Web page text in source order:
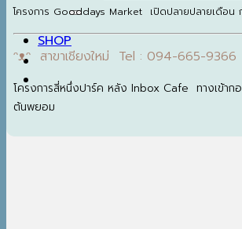
SHOP
โครงการ Gooddays Market เปิดปลายปลายเดือน
ᵔᴥᵔ สาขาเชียงใหม่ Tel : 094-665-9366
โครงการสี่หนึ่งปาร์ค หลัง Inbox Cafe ทางเข้า
ต้นพยอม